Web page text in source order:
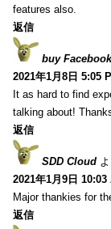
features also.
返信
buy
2021年1月8日 5:05
It as hard to find
talking about!
返信
SDD Cloud
2021年1月9日 10:03
Major thankies for
返信